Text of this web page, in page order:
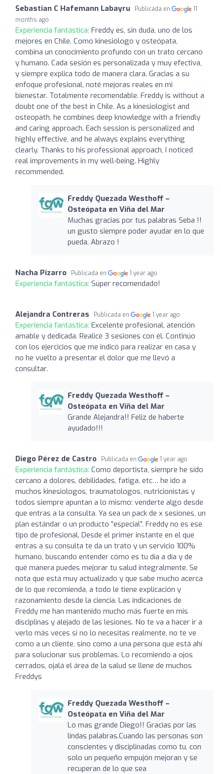
Sebastian C Hafemann Labayru Publicada en
11
months ago
Experiencia fantástica: Freddy es, sin duda, uno de los
mejores en Chile. Como kinesiólogo y osteópata,
combina un conocimiento profundo con un trato cercano
y humano. Cada sesión es personalizada y muy efectiva,
y siempre explica todo de manera clara. Gracias a su
enfoque profesional, noté mejoras reales en mi
bienestar. Totalmente recomendable. Freddy is without a
doubt one of the best in Chile. As a kinesiologist and
osteopath, he combines deep knowledge with a friendly
and caring approach. Each session is personalized and
highly effective, and he always explains everything
clearly. Thanks to his professional approach, I noticed
real improvements in my well-being. Highly
recommended.
Freddy Quezada Westhoff –
Osteópata en Viña del Mar
Muchas gracias por tus palabras Seba !!
un gusto siempre poder ayudar en lo que
pueda. Abrazo !
Nacha Pizarro Publicada en 1 year ago
Experiencia fantástica: Súper recomendado!
Alejandra Contreras Publicada en 1 year ago
Experiencia fantástica: Excelente profesional, atención
amable y dedicada. Realicé 3 sesiones con él. Continúo
con los ejercicios que me indicó para realizar en casa y
no he vuelto a presentar el dolor que me llevó a
consultar.
Freddy Quezada Westhoff –
Osteópata en Viña del Mar
Grande Alejandra!! Feliz de haberte
ayudado!!!
Diego Pérez de Castro Publicada en 1 year ago
Experiencia fantástica: Como deportista, siempre he sido
cercano a dolores, debilidades, fatiga, etc… he ido a
muchos kinesiologos, traumatologos, nutricionistas y
todos siempre apuntan a lo mismo: venderte algo desde
que entras a la consulta. Ya sea un pack de x sesiones, un
plan estándar o un producto “especial”. Freddy no es ese
tipo de profesional. Desde el primer instante en el que
entras a su consulta te da un trato y un servicio 100%
humano, buscando entender cómo es tu día a día y de
qué manera puedes mejorar tu salud integralmente. Se
nota que está muy actualizado y que sabe mucho acerca
de lo que recomienda, a todo le tiene explicación y
razonamiento desde la ciencia. Las indicaciones de
Freddy me han mantenido mucho más fuerte en mis
disciplinas y alejado de las lesiones. No te va a hacer ir a
verlo más veces si no lo necesitas realmente, no te ve
como a un cliente, sino como a una persona que está ahí
para solucionar sus problemas. Lo recomiendo a ojos
cerrados, ojalá el área de la salud se llene de muchos
Freddys
Freddy Quezada Westhoff –
Osteópata en Viña del Mar
Lo mas grande Diego!! Gracias por las
lindas palabras.Cuando las personas son
conscientes y disciplinadas como tu, con
solo un pequeño empujón mejoran y se
recuperan de lo que sea